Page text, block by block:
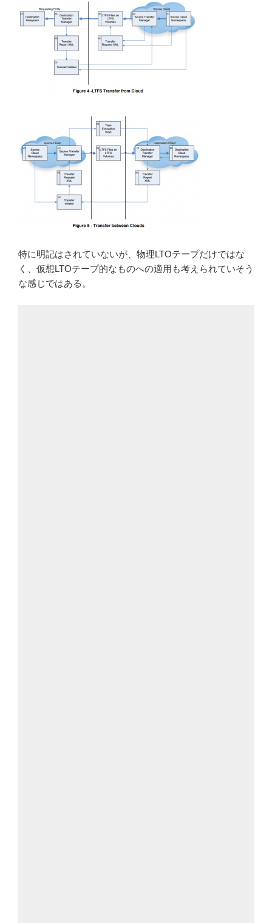
特に明記はされていないが、物理LTOテープだけではな
く、仮想LTOテープ的なものへの適用も考えられていそう
な感じではある。